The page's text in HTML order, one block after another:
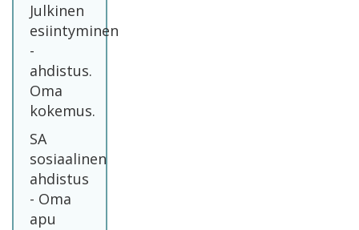
Julkinen
esiintyminen
-
ahdistus.
Oma
kokemus.
SA
sosiaalinen
ahdistus
- Oma
apu